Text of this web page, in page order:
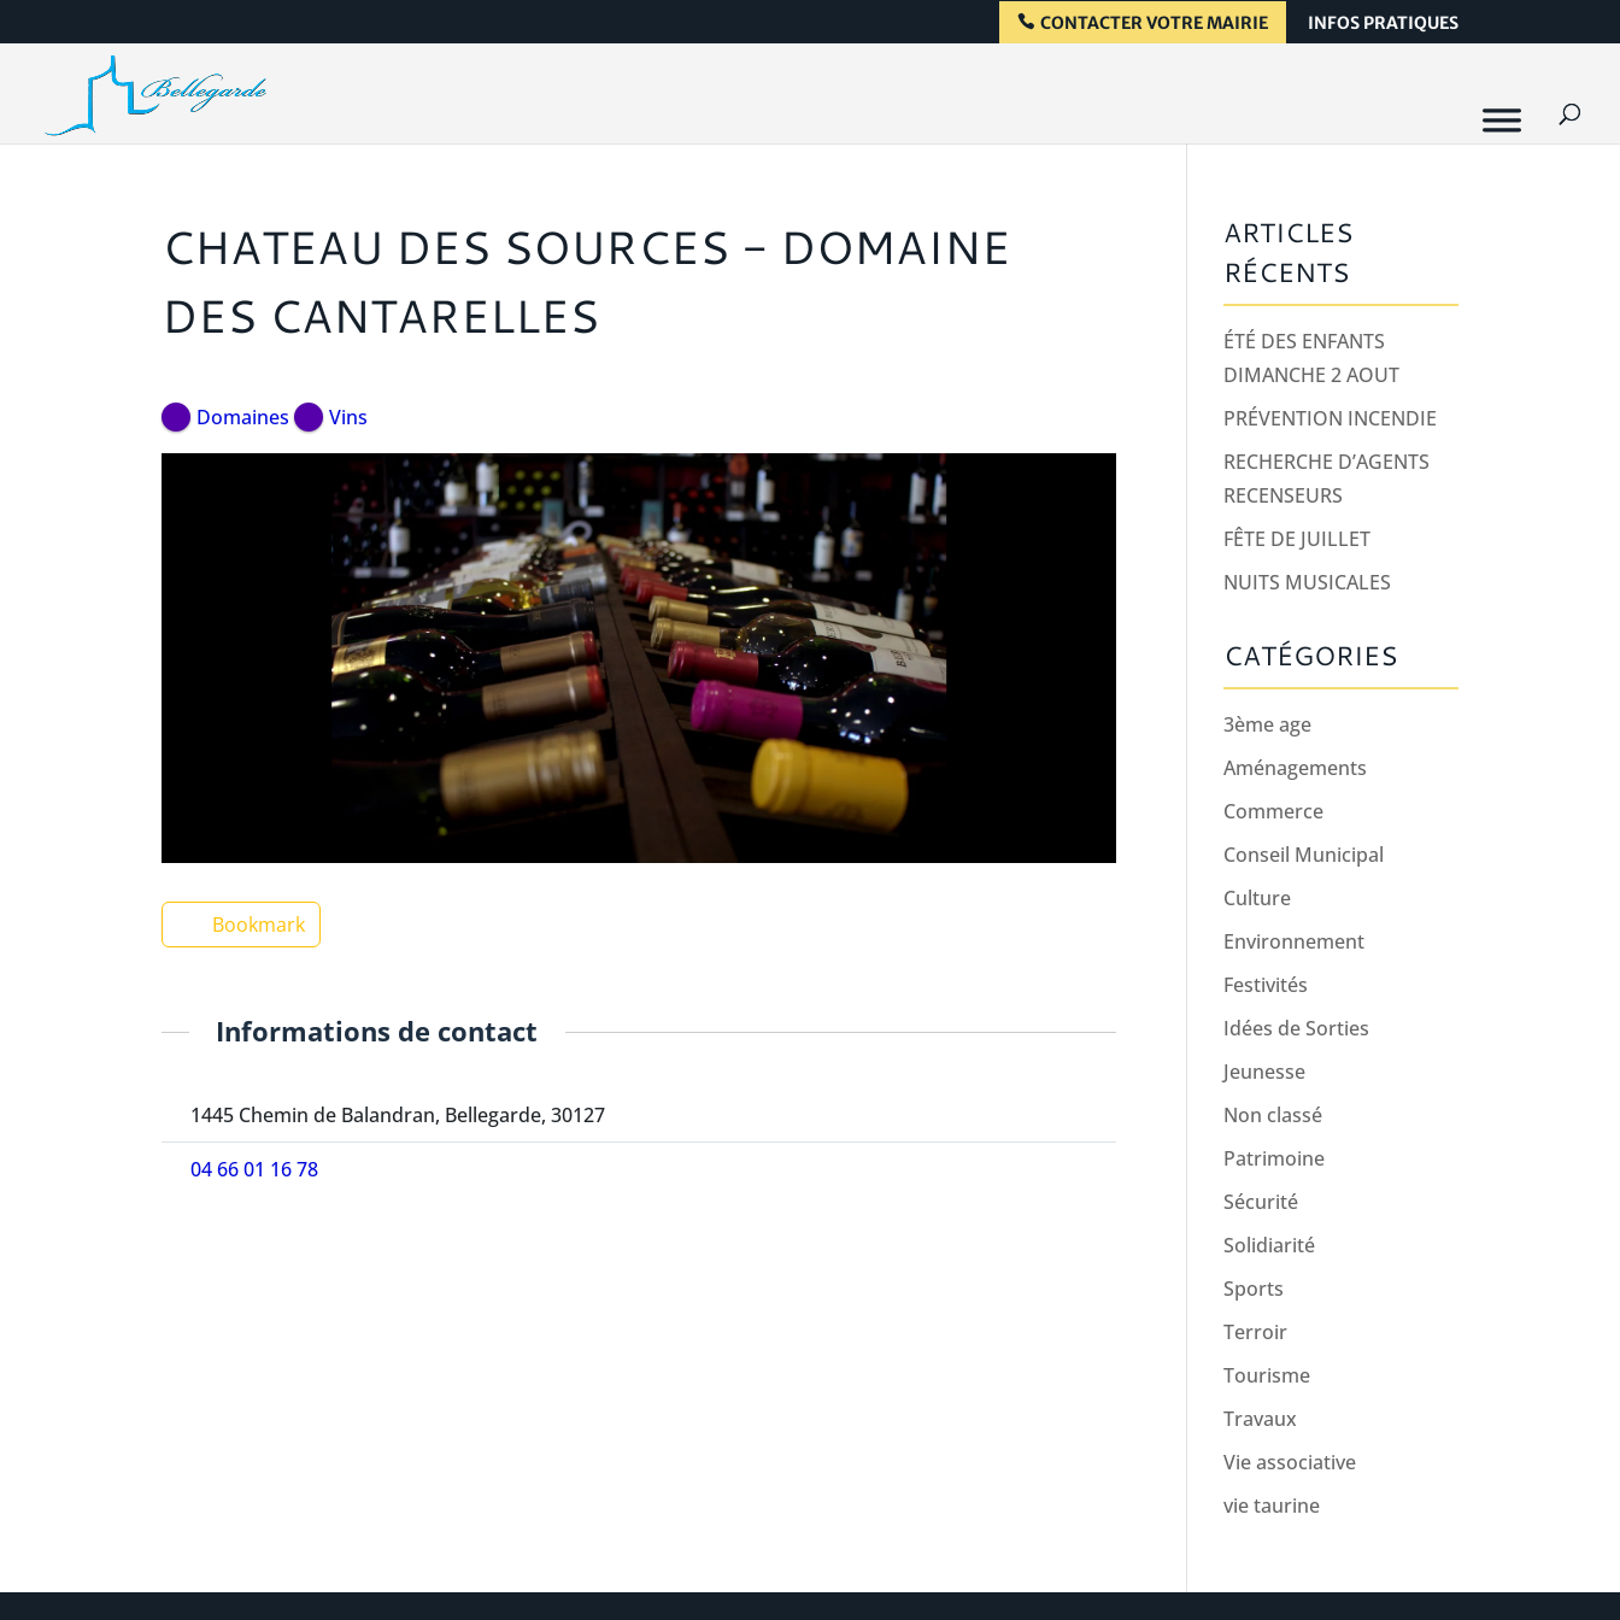
CONTACTER VOTRE MAIRIE INFOS PRATIQUES
CHATEAU DES SOURCES - DOMAINE
DES CANTARELLES
Domaines Vins
Bookmark
Informations de contact
1445 Chemin de Balandran, Bellegarde, 30127
04 66 01 16 78
ARTICLES
RÉCENTS
ÉTÉ DES ENFANTS
DIMANCHE 2 AOUT
PRÉVENTION INCENDIE
RECHERCHE D’AGENTS
RECENSEURS
FÊTE DE JUILLET
NUITS MUSICALES
CATÉGORIES
3ème age
Aménagements
Commerce
Conseil Municipal
Culture
Environnement
Festivités
Idées de Sorties
Jeunesse
Non classé
Patrimoine
Sécurité
Solidiarité
Sports
Terroir
Tourisme
Travaux
Vie associative
vie taurine